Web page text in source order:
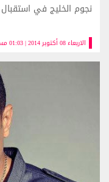
الاربعاء 08 أكتوبر 2014 | 01:03 مساءً
نجوم الخليج في